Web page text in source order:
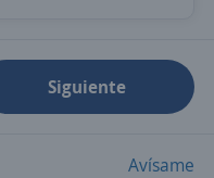
Siguiente
Avísame